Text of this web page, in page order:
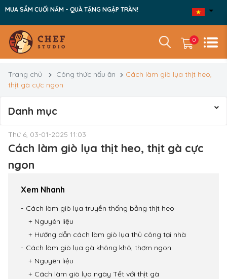
MUA SẮM CUỐI NĂM - QUÀ TẶNG NGẬP TRÀN!
0
Trang chủ Công thức nấu ăn
Cách làm giò lụa thịt heo,
thịt gà cực ngon
Danh mục
Thứ 6, 03-01-2025 11:03
Cách làm giò lụa thịt heo, thịt gà cực
ngon
Xem Nhanh
Cách làm giò lụa truyền thống bằng thịt heo
Nguyên liệu
Hướng dẫn cách làm giò lụa thủ công tại nhà
Cách làm giò lụa gà không khô, thơm ngon
Nguyên liệu
Cách làm giò lụa ngày Tết với thịt gà